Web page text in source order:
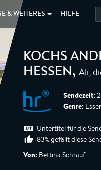
& WEITERES HILFE
KOCHS
HESSEN, Ali,
Sendezeit:
Genre:
Untertitel für die
83% gefällt diese
Von: Bettina Schrauf